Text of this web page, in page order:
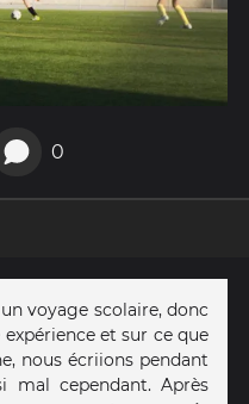
0
voyage scolaire, donc
et sur ce que
nous écriions pendant
mal cependant. Après